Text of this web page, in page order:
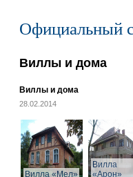
Официальный
Виллы и дома
Виллы и дома
28.02.2014
Вилла «Мел»
Вилла
«Арон»